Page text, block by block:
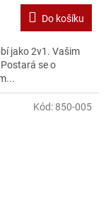
Do košíku
jako 2v1. Vašim
se o
Kód: 850-005